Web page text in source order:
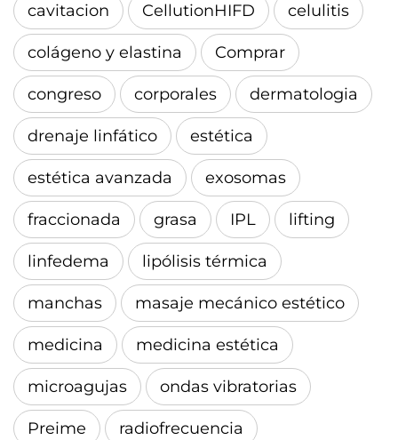
cavitacion CellutionHIFD celulitis
colágeno y elastina Comprar
congreso corporales dermatologia
drenaje linfático estética
estética avanzada exosomas
fraccionada grasa IPL lifting
linfedema lipólisis térmica
manchas masaje mecánico estético
medicina medicina estética
microagujas ondas vibratorias
Preime radiofrecuencia